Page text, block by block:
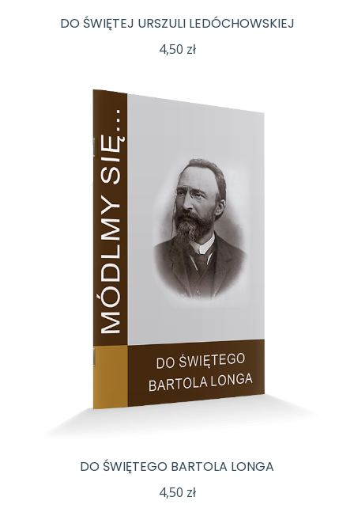
DO ŚWIĘTEJ URSZULI LEDÓCHOWSKIEJ
4,50 zł
DO ŚWIĘTEGO BARTOLA LONGA
4,50 zł